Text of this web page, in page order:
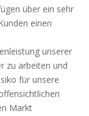
über ein sehr
einen
unserer
zu arbeiten und
für unsere
Markt